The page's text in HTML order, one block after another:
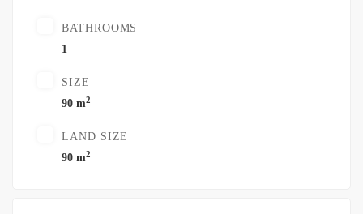
BATHROOMS
1
SIZE
90 m2
LAND SIZE
90 m2